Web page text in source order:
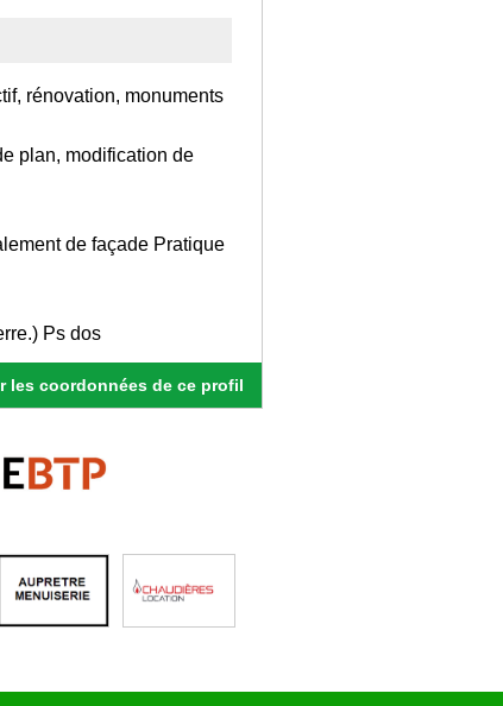
rénovation, monuments
plan, modification de
de façade Pratique
Ps dos
les coordonnées de ce profil